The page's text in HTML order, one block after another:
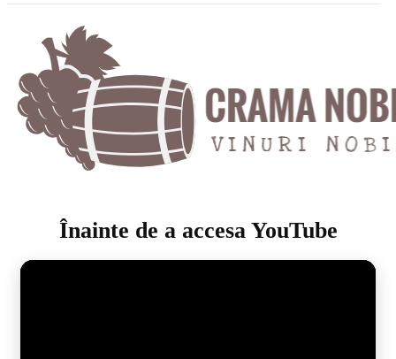
Înainte de a accesa YouTube